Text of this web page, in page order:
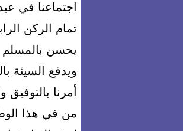
اجتماعنا في
تمام الركن
يحسن بالمسلم
ويدفع السيئة
أمرنا
من في هذا